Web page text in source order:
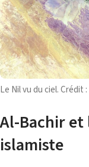
Le Nil vu du ciel. Crédit
Al-Bachir
islamiste